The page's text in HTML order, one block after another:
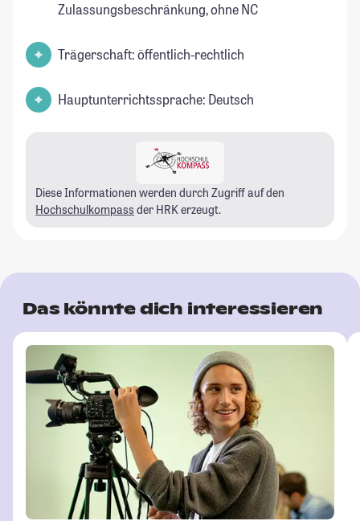
Zulassungsbeschränkung, ohne NC
Trägerschaft: öffentlich-rechtlich
Hauptunterrichtssprache: Deutsch
Diese Informationen werden durch Zugriff auf den
Hochschulkompass der HRK erzeugt.
Das könnte dich interessieren